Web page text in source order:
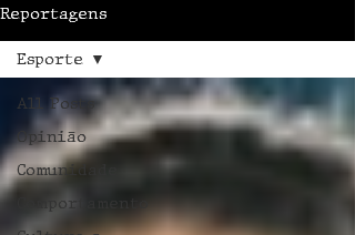
Reportagens
All Posts
Opinião
Comunidade
Comportamento
Esporte